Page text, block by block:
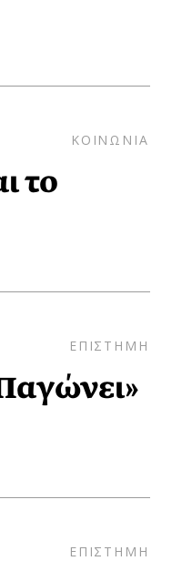
ΚΟΙΝΩΝΙΑ
το
ΕΠΙΣΤΗΜΗ
ΕΠΙΣΤΗΜΗ